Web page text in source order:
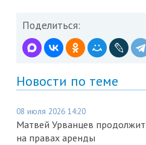
Поделиться:
Новости по теме
08 июля 2026 14:20
Матвей Урванцев продолжит
на правах аренды